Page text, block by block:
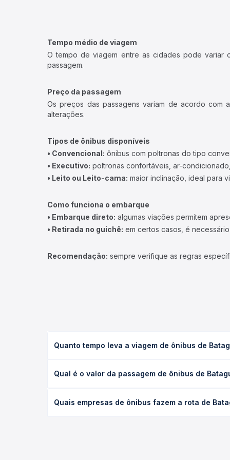
Tempo médio de viagem
O tempo de viagem entre as cidades pode variar
passagem.
Preço da passagem
Os preços das passagens variam de acordo com
alterações.
Tipos de ônibus disponíveis
• Convencional: ônibus com poltronas do tipo
• Executivo: poltronas confortáveis, ar-
• Leito ou Leito-cama: maior inclinação, ideal para
Como funciona o embarque
• Embarque direto: algumas viações permitem
• Retirada no guichê: em certos casos, é
Recomendação: sempre verifique as regras
Quanto tempo leva a viagem de ônibus de
e as condições de tráfego. Na Quero Passagem
Qual é o valor da passagem de ônibus de
antecedência da compra. Na Quero Passagem
Quais empresas de ônibus fazem a rota de